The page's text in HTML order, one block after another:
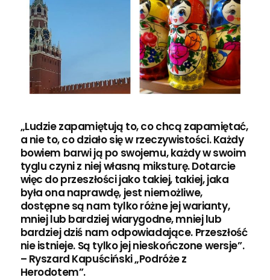
„Ludzie zapamiętują to, co chcą zapamiętać,
a nie to, co działo się w rzeczywistości. Każdy
bowiem barwi ją po swojemu, każdy w swoim
tyglu czyni z niej własną miksturę. Dotarcie
więc do przeszłości jako takiej, takiej, jaka
była ona naprawdę, jest niemożliwe,
dostępne są nam tylko różne jej warianty,
mniej lub bardziej wiarygodne, mniej lub
bardziej dziś nam odpowiadające. Przeszłość
nie istnieje. Są tylko jej nieskończone wersje”.
– Ryszard Kapuściński „Podróże z
Herodotem”.